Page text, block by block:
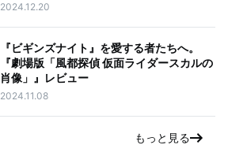
2024.12.20
『ビギンズナイト』を愛する者たちへ。
『劇場版「風都探偵 仮面ライダースカルの
肖像」』レビュー
2024.11.08
もっと見る